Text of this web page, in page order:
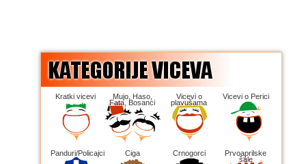
Kratki vicevi Mujo, Haso,
Fata, Bosanci
Vicevi o
plavušama
Vicevi o Perici
Panduri/Policajci Ciga Crnogorci Prvoaprilske
šale